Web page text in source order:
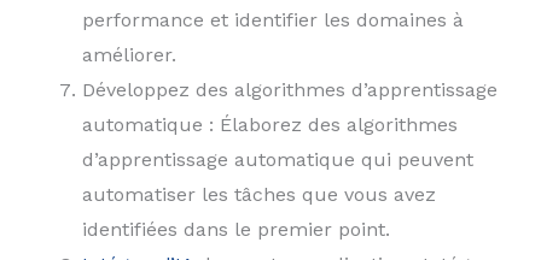
performance et identifier les domaines à
améliorer.
Développez des algorithmes d’apprentissage
automatique : Élaborez des algorithmes
d’apprentissage automatique qui peuvent
automatiser les tâches que vous avez
identifiées dans le premier point.